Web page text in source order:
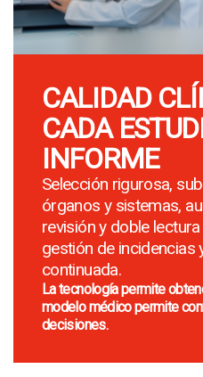
CALIDAD
CADA
INFORME
Selección rigurosa,
órganos y sistemas,
revisión y doble
gestión de incidencias
continuada.
La tecnología permite
modelo médico permite
decisiones.